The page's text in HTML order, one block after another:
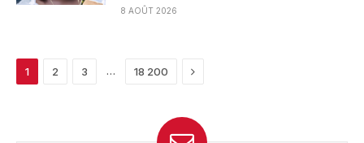
8 AOÛT 2026
1 2 3 … 18 200 Next